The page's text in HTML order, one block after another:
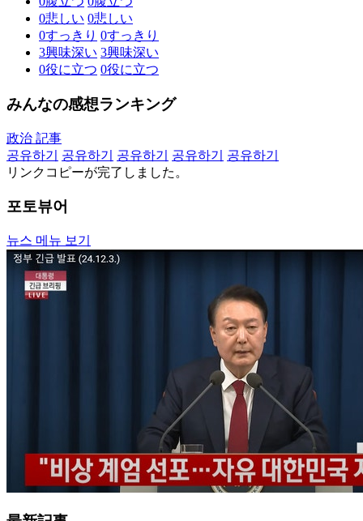
0悲しい 0悲しい
0すっきり 0すっきり
3興味深い 3興味深い
0役に立つ 0役に立つ
みんなの感想ランキング
政治 記事
공유하기
공유하기 공유하기 공유하기
공유하기
リンクコピーが完了しました。
포토뷰어
뉴스 메뉴 보기